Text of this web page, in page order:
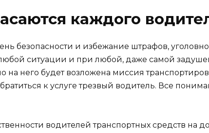
каждого
безопасности и избежание штрафов,
ситуации и при любой, даже самой
на него будет возложена миссия
к услуге трезвый водитель. Все
водителей транспортных средств на